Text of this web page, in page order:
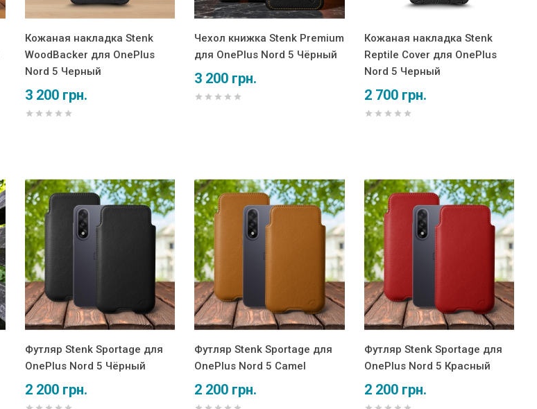
Кожаная накладка Stenk
WoodBacker для OnePlus
Nord 5 Черный
3 200 грн.
Чехол книжка Stenk Premium
для OnePlus Nord 5 Чёрный
3 200 грн.
Кожаная накладка Stenk
Reptile Cover для OnePlus
Nord 5 Черный
2 700 грн.
Футляр Stenk Sportage для
OnePlus Nord 5 Чёрный
2 200 грн.
Футляр Stenk Sportage для
OnePlus Nord 5 Camel
2 200 грн.
Футляр Stenk Sportage для
OnePlus Nord 5 Красный
2 200 грн.